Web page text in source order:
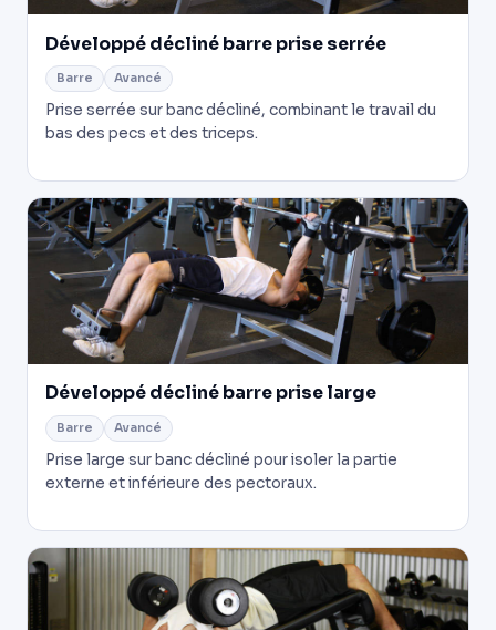
Développé décliné barre prise serrée
Barre Avancé
Prise serrée sur banc décliné, combinant le travail du
bas des pecs et des triceps.
Développé décliné barre prise large
Barre Avancé
Prise large sur banc décliné pour isoler la partie
externe et inférieure des pectoraux.